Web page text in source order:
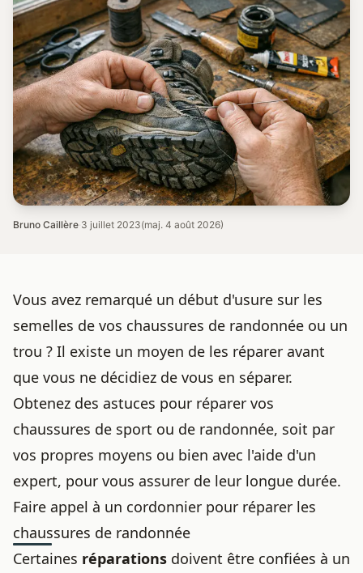
Bruno Caillère·3 juillet 2023(maj. 4 août 2026)
Vous avez remarqué un début d'usure sur les
semelles de vos chaussures de randonnée ou un
trou ? Il existe un moyen de les réparer avant
que vous ne décidiez de vous en séparer.
Obtenez des astuces pour réparer vos
chaussures de sport ou de randonnée, soit par
vos propres moyens ou bien avec l'aide d'un
expert, pour vous assurer de leur longue durée.
Faire appel à un cordonnier pour réparer les
chaussures de randonnée
Certaines réparations doivent être confiées à un